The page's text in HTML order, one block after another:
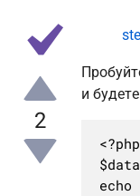
2
и
<?php